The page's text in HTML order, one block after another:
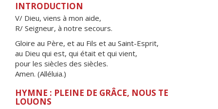
INTRODUCTION
V/ Dieu, viens à mon aide,
R/ Seigneur, à notre secours.
Gloire au Père, et au Fils et au Saint-Esprit,
au Dieu qui est, qui était et qui vient,
pour les siècles des siècles.
Amen. (Alléluia.)
HYMNE : PLEINE DE GRÂCE, NOUS TE
LOUONS